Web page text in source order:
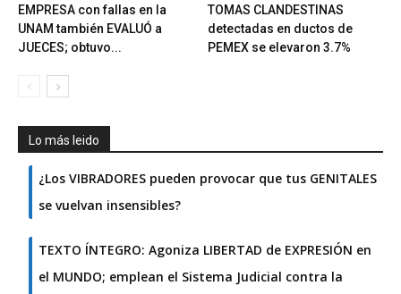
EMPRESA con fallas en la
UNAM también EVALUÓ a
JUECES; obtuvo...
TOMAS CLANDESTINAS
detectadas en ductos de
PEMEX se elevaron 3.7%
Lo más leido
¿Los VIBRADORES pueden provocar que tus GENITALES
se vuelvan insensibles?
TEXTO ÍNTEGRO: Agoniza LIBERTAD de EXPRESIÓN en
el MUNDO; emplean el Sistema Judicial contra la